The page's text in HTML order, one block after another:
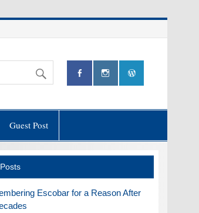
Guest Post
Escobar for a Reason After